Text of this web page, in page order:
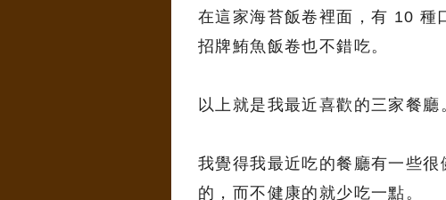
在這家海苔飯卷裡面，有 10 種
招牌鮪魚飯卷也不錯吃。
以上就是我最近喜歡的三家餐廳
我覺得我最近吃的餐廳有一些
的，而不健康的就少吃一點。